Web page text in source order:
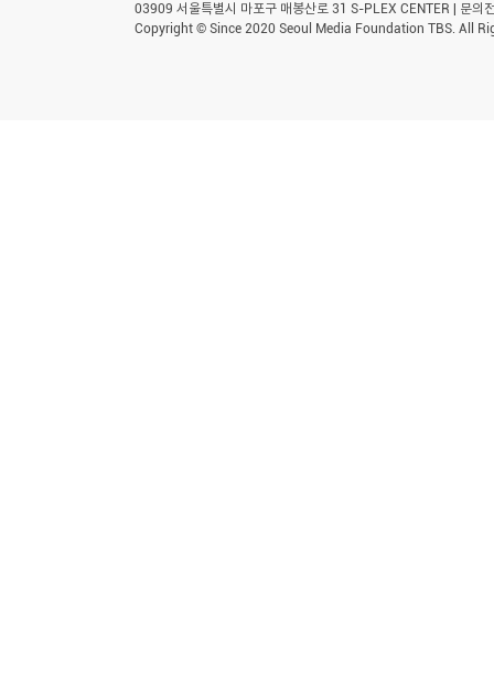
03909 서울특별시 마포구 매봉산로 31 S-PLEX CENTER | 문
Copyright © Since 2020 Seoul Media Foundation TBS. All